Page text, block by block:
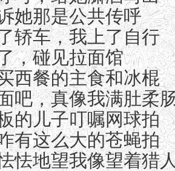
她那是公共传呼
轿车，我上了自行
，碰见拉面馆
西餐的主食和冰棍
吧，真像我满肚柔
的儿子叮嘱网球拍
有这么大的苍蝇拍
怯地望我像望着猎